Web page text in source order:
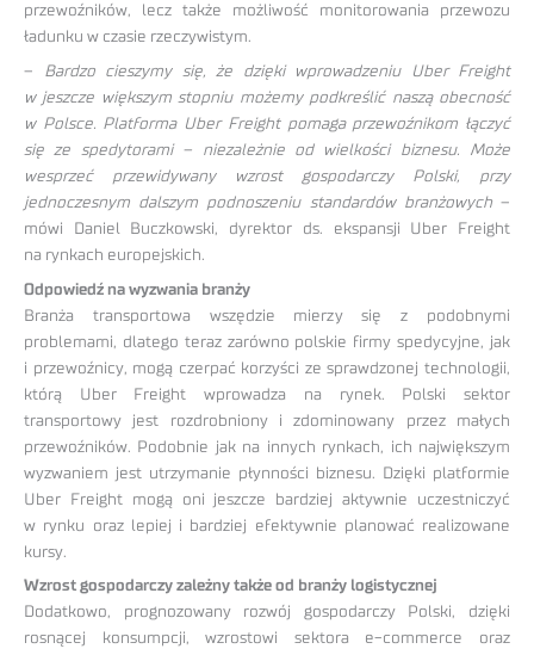
przewoźników, lecz także możliwość monitorowania przewozu
ładunku w czasie rzeczywistym.
–
Bardzo cieszymy się, że dzięki wprowadzeniu Uber Freight
w jeszcze większym stopniu możemy podkreślić naszą obecność
w Polsce. Platforma Uber Freight pomaga przewoźnikom łączyć
się ze spedytorami – niezależnie od wielkości biznesu. Może
wesprzeć przewidywany wzrost gospodarczy Polski, przy
jednoczesnym dalszym podnoszeniu standardów branżowych–
mówi Daniel Buczkowski, dyrektor ds. ekspansji Uber Freight
na rynkach europejskich.
Odpowiedź na wyzwania branży
Branża transportowa wszędzie mierzy się z podobnymi
problemami, dlatego teraz zarówno polskie firmy spedycyjne, jak
i przewoźnicy, mogą czerpać korzyści ze sprawdzonej technologii,
którą Uber Freight wprowadza na rynek. Polski sektor
transportowy jest rozdrobniony i zdominowany przez małych
przewoźników. Podobnie jak na innych rynkach, ich największym
wyzwaniem jest utrzymanie płynności biznesu. Dzięki platformie
Uber Freight mogą oni jeszcze bardziej aktywnie uczestniczyć
w rynku oraz lepiej i bardziej efektywnie planować realizowane
kursy.
Wzrost gospodarczy zależny także od branży logistycznej
Dodatkowo, prognozowany rozwój gospodarczy Polski, dzięki
rosnącej konsumpcji, wzrostowi sektora e-commerce oraz